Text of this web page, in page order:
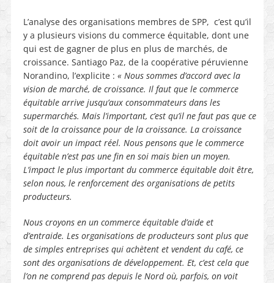
L’analyse des organisations membres de SPP, c’est qu’il
y a plusieurs visions du commerce équitable, dont une
qui est de gagner de plus en plus de marchés, de
croissance. Santiago Paz, de la coopérative péruvienne
Norandino, l’explicite : « Nous sommes d’accord avec la
vision de marché, de croissance. Il faut que le commerce
équitable arrive jusqu’aux consommateurs dans les
supermarchés. Mais l’important, c’est qu’il ne faut pas que ce
soit de la croissance pour de la croissance. La croissance
doit avoir un impact réel. Nous pensons que le commerce
équitable n’est pas une fin en soi mais bien un moyen.
L’impact le plus important du commerce équitable doit être,
selon nous, le renforcement des organisations de petits
producteurs.
Nous croyons en un commerce équitable d’aide et
d’entraide. Les organisations de producteurs sont plus que
de simples entreprises qui achètent et vendent du café, ce
sont des organisations de développement. Et, c’est cela que
l’on ne comprend pas depuis le Nord où, parfois, on voit